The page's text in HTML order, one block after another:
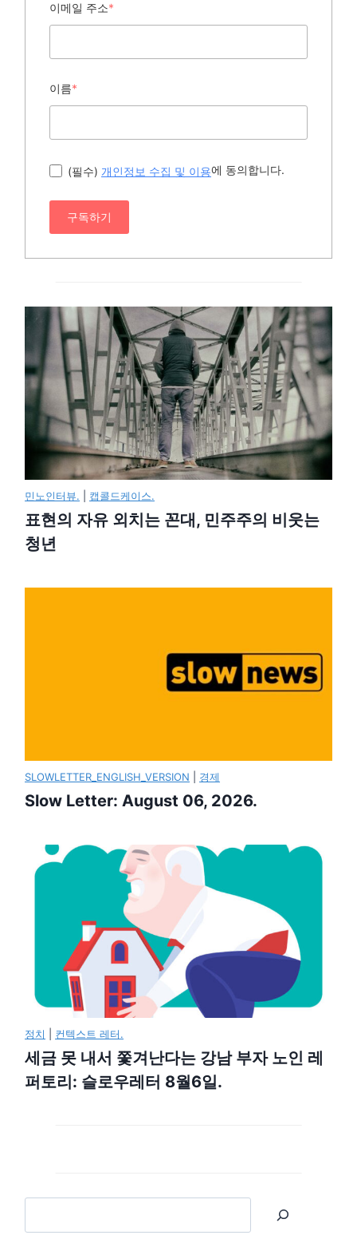
이메일 주소*
이름*
(필수) 개인정보 수집 및 이용에 동의합니다.
구독하기
민노인터뷰. 캡콜드케이스.
표현의 자유 외치는 꼰대, 민주주의 비웃는
청년
SLOWLETTER_ENGLISH_VERSION 경제
Slow Letter: August 06, 2026.
정치 컨텍스트 레터.
세금 못 내서 쫓겨난다는 강남 부자 노인 레
퍼토리: 슬로우레터 8월6일.